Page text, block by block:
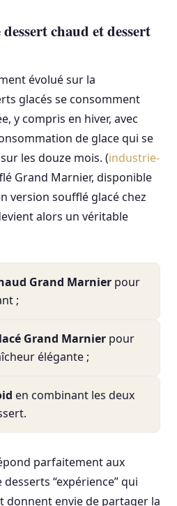
chaud et dessert
évolué sur la
glacés se consomment
y compris en hiver, avec
de glace qui se
les douze mois. (industrie-
Grand Marnier, disponible
version soufflé glacé chez
alors un véritable
Grand Marnier pour
;
Grand Marnier pour
élégante ;
en combinant les deux
parfaitement aux
“expérience” qui
donnent envie de partager la